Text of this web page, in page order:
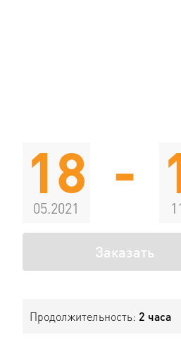
18
05.2021
-
Заказать
Продолжительность: 2 часа